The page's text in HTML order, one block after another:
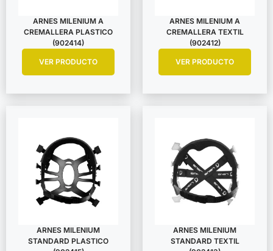
ARNES MILENIUM A
CREMALLERA PLASTICO
(902414)
VER PRODUCTO
ARNES MILENIUM A
CREMALLERA TEXTIL
(902412)
VER PRODUCTO
ARNES MILENIUM
STANDARD PLASTICO
ARNES MILENIUM
STANDARD TEXTIL